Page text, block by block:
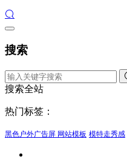
搜索
搜索全站
热门标签：
黑色户外广告屏 网站模板 模特走秀感